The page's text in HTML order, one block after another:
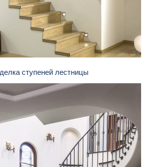
ступеней лестницы